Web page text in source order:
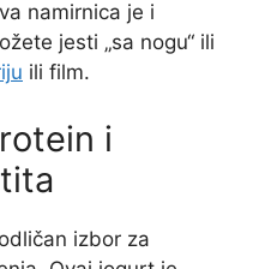
namirnica je i
jesti „sa nogu“ ili
ili film.
i
izbor za